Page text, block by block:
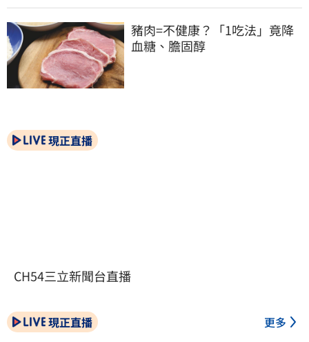
豬肉=不健康？「1吃法」竟降
血糖、膽固醇
現正直播
CH54三立新聞台直播
現正直播 更多